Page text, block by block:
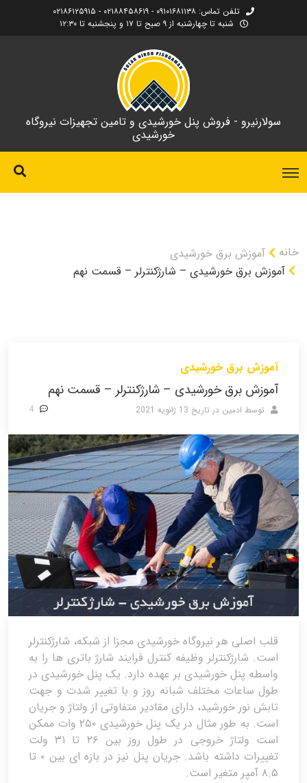
تلفن تماس: ۰۹۱۰۱۶۸۱۱۳۸ - ۰۲۱۸۸۴۵۸۶۱۹ - ۰۲۱۸۶۱۲۵۹۱۵
شنبه تا چهارشنبه از ۹ صبح تا ۱۷ و پنجشنبه تا ۱۲:۳۰
سولارنیرو - فروش پنل خورشیدی و تامین تجهیزات نیروگاه
خورشیدی
خانه
آموزش برق خورشیدی
آموزش برق خورشیدی – شارژکنترلر – قسمت نهم
آموزش برق خورشیدی
آموزش برق خورشیدی – شارژکنترلر – قسمت نهم
توسط ادمین در تاریخ 13 ژانویه 2021 4
قلب اصلی هر نیروگاه خورشیدی مجزا از شبکه، شارژکنترلر
است. شارژکنترلر وظیفه کنترل فرایند شارژ باتری ها را به
واسطه پنل خورشیدی بر عهده دارد. یک پنل خورشیدی در
طول ساعات مختلف شبانه روز و با تغییر شدت و جهت
تابش نور خورشید، دارای مقادیر متفاوتی از ولتاژ و جریان
است. به طور مثال در یک پنل خورشیدی ۲۵۰ وات ممکن
است ولتاژ خروجی در طول روز بین ۲۶ تا ۳۱ ولت
تغییرات داشته باشد. جریان پنل نیز در بازه ای بین ۰ تا
۸.۵ آمپر متغیر است.